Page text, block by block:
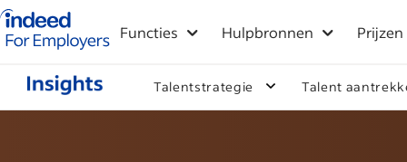
Startpagina van Indeed - Voor werkgevers
Functies Hulpbronnen Prijzen
Talentstrategie Talent